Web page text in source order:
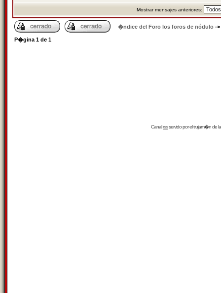
Mostrar mensajes anteriores:
�ndice del Foro los foros de nódulo ->
P�gina 1 de 1
Canalrssservido por eltrujam�nde